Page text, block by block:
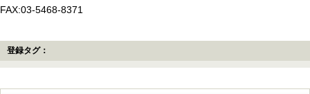
FAX:03-5468-8371
登録タグ：